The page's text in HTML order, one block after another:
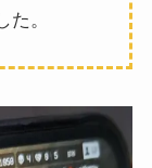
た。